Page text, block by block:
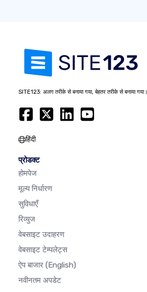
SITE123: अलग तरीके से बनाया गया, बेहतर तरीके से बनाया गया।
हिंदी
प्रोडक्ट
होमपेज
मूल्य निर्धारण
सुविधाएँ
रिव्युज
वेबसाइट उदाहरण
वेबसाइट टेम्पलेट्स
ऐप बाजार (English)
नवीनतम अपडेट